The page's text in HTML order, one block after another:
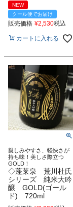
NEW
クール便でお届け
販売価格 ¥2,530税込
カートに入れる
親しみやすさ、軽快さが
持ち味！美しさ際立つ
GOLD！
◇蓬莱泉 荒川杜氏
シリーズ 純米大吟
醸 GOLD(ゴール
ド) 720ml